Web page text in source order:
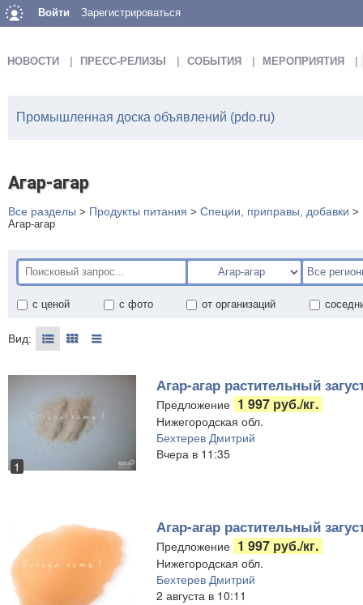
Войти Зарегистрироваться
НОВОСТИ ПРЕСС-РЕЛИЗЫ СОБЫТИЯ МЕРОПРИЯТИЯ
Промышленная доска объявлений (pdo.ru)
Агар-агар
Все разделы > Продукты питания > Специи, приправы, добавки >
Агар-агар
с ценой с фото от организаций
Вид:
1
Агар-агар растительный
Предложение 1 997 руб./кг.
Нижегородская обл.
Бехтерев Дмитрий
Вчера в 11:35
Агар-агар растительный
Предложение 1 997 руб./кг.
Нижегородская обл.
Бехтерев Дмитрий
2 августа в 10:11